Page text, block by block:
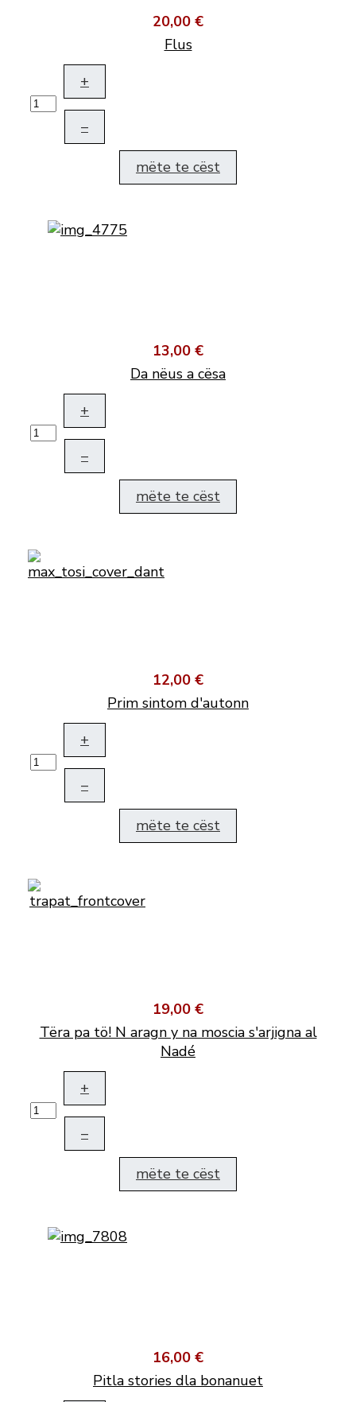
20,00 €
Flus
+
–
mëte te cëst
13,00 €
Da nëus a cësa
+
–
mëte te cëst
12,00 €
Prim sintom d'autonn
+
–
mëte te cëst
19,00 €
Tëra pa tö! N aragn y na moscia s'arjigna al
Nadé
+
–
mëte te cëst
16,00 €
Pitla stories dla bonanuet